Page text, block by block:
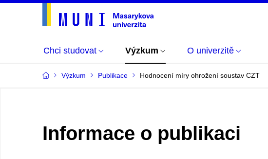
Chci studovat Výzkum O univerzitě
Výzkum Publikace Hodnocení míry ohrožení soustav CZT
Informace o publikaci